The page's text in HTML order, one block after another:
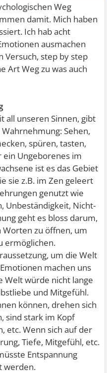
Weg
damit. Mich haben
Ich hab acht
ausmachen
Versuch, step by step
Art Weg zu was auch
all unseren Sinnen, gibt
Sehen,
spüren, tasten,
ein Ungeborenes im
ist es das Gebiet
sie z.B. im Zen geleert
genutzt wie
Unbeständigkeit, Nicht-
geht es bloss darum,
Worten zu öffnen, um
ermöglichen.
um die Welt
machen uns
Welt würde nicht lange
und Mitgefühl.
können, drehen sich
sind stark im Kopf
etc. Wenn sich auf der
Tiefe, Mitgefühl, etc.
Entspannung
werden.